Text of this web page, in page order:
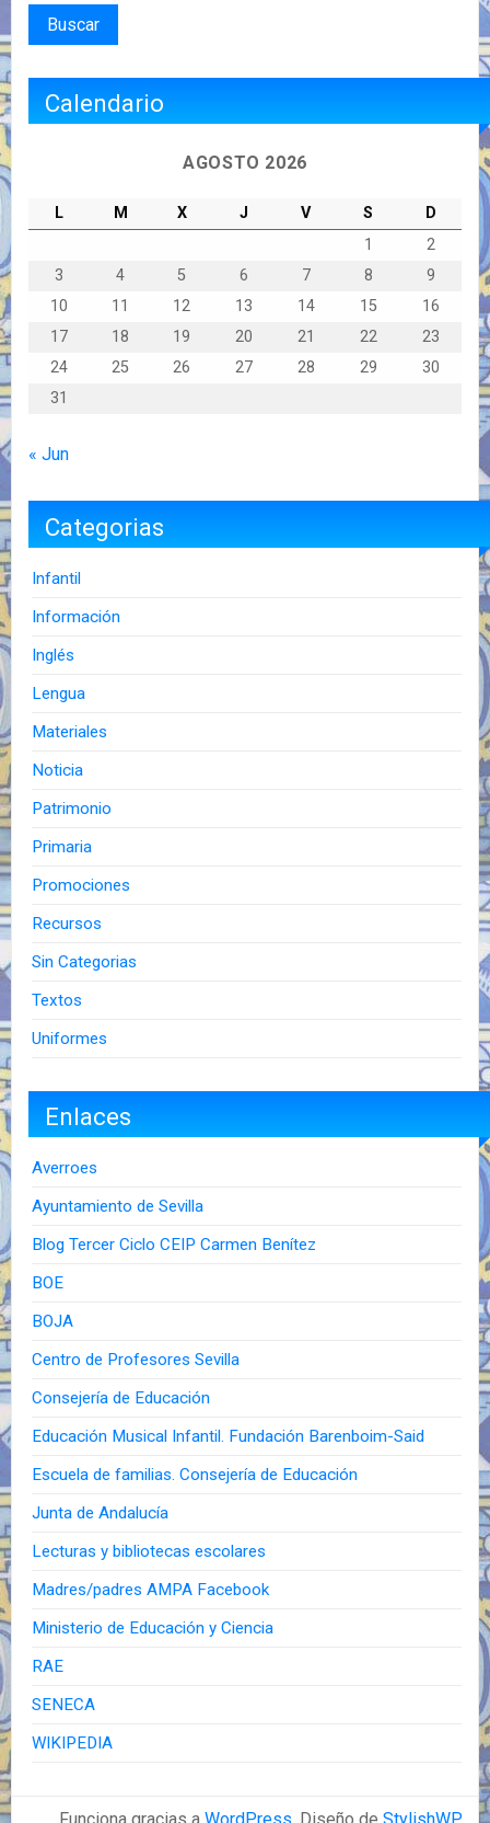
Calendario
AGOSTO 2026
L M X J V S
D
1
2
3
4 5 6 7 8
9
10
11 12 13 14 15
16
17
18 19 20 21 22
23
24
25 26 27 28 29
30
31
« Jun
Categorias
Infantil
Información
Inglés
Lengua
Materiales
Noticia
Patrimonio
Primaria
Promociones
Recursos
Sin Categorias
Textos
Uniformes
Enlaces
Averroes
Ayuntamiento de Sevilla
Blog Tercer Ciclo CEIP Carmen Benítez
BOE
BOJA
Centro de Profesores Sevilla
Consejería de Educación
Educación Musical Infantil. Fundación Barenboim-Said
Escuela de familias. Consejería de Educación
Junta de Andalucía
Lecturas y bibliotecas escolares
Madres/padres AMPA Facebook
Ministerio de Educación y Ciencia
RAE
SENECA
WIKIPEDIA